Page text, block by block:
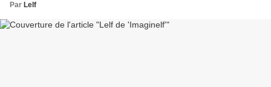
Par Lelf